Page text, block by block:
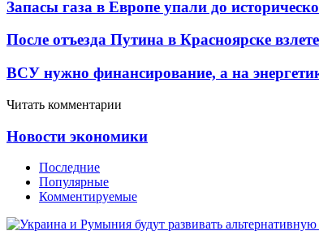
Запасы газа в Европе упали до
После отъезда Путина в Красноярске
ВСУ нужно финансирование, а на
Читать комментарии
Новости экономики
Последние
Популярные
Комментируемые